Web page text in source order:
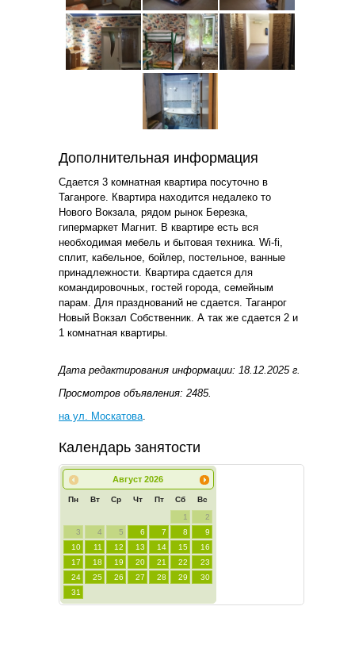
Дополнительная информация
Сдается 3 комнатная квартира посуточно в
Таганроге. Квартира находится недалеко то
Нового Вокзала, рядом рынок Березка,
гипермаркет Магнит. В квартире есть вся
необходимая мебель и бытовая техника. Wi-fi,
сплит, кабельное, бойлер, постельное, ванные
принадлежности. Квартира сдается для
командировочных, гостей города, семейным
парам. Для празднований не сдается. Таганрог
Новый Вокзал Собственник. А так же сдается 2 и
1 комнатная квартиры.
Дата редактирования информации: 18.12.2025 г.
Просмотров объявления: 2485.
на ул. Москатова.
Календарь занятости
Август 2026
Пн Вт Ср Чт Пт Сб Вс
1
2
3
4 5 6 7 8
9
10
11 12 13 14 15
16
17
18 19 20 21 22
23
24
25 26 27 28 29
30
31